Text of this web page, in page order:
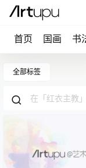
首页 国画 书
全部标签